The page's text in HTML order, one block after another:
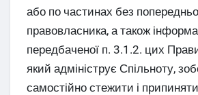
або по частинах без
правовласника, а також
передбаченої п. 3.1.2. цих
який адмініструє Спільноту,
самостійно стежити і